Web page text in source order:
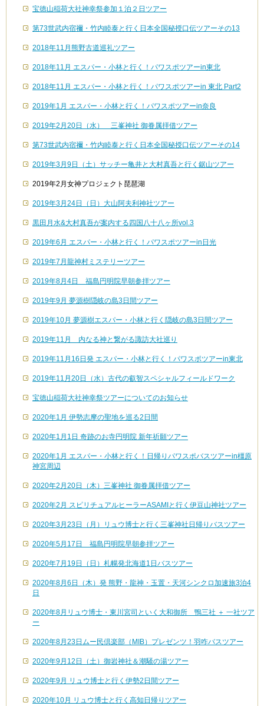
宝徳山稲荷大社神幸祭参加１泊２日ツアー
第73世武内宿禰・竹内睦泰と行く日本全国秘授口伝ツアーその13
2018年11月熊野古道巡礼ツアー
2018年11月 エスパー・小林と行く！パワスポツアーin東北
2018年11月 エスパー・小林と行く！パワスポツアーin 東北 Part2
2019年1月 エスパー・小林と行く！パワスポツアーin奈良
2019年2月20日（水） 三峯神社 御眷属拝借ツアー
第73世武内宿禰・竹内睦泰と行く日本全国秘授口伝ツアーその14
2019年3月9日（土）サッチー亀井と大村真吾と行く鋸山ツアー
2019年2月女神プロジェクト琵琶湖
2019年3月24日（日）大山阿夫利神社ツアー
黒田月水&大村真吾が案内する四国八十八ヶ所vol.3
2019年6月 エスパー・小林と行く！パワスポツアーin日光
2019年7月龍神村ミステリーツアー
2019年8月4日 福島円明院早朝参拝ツアー
2019年9月 夢源樹隠岐の島3日間ツアー
2019年10月 夢源樹エスパー・小林と行く隠岐の島3日間ツアー
2019年11月 内なる神と繋がる諏訪大社巡り
2019年11月16日発 エスパー・小林と行く！パワスポツアーin東北
2019年11月20日（水）古代の叡智スペシャルフィールドワーク
宝徳山稲荷大社神幸祭ツアーについてのお知らせ
2020年1月 伊勢志摩の聖地を巡る2日間
2020年1月1日 奇跡のお寺円明院 新年祈願ツアー
2020年1月 エスパー・小林と行く！日帰りパワスポバスツアーin橿原
神宮周辺
2020年2月20日（木）三峯神社 御眷属拝借ツアー
2020年2月 スピリチュアルヒーラーASAMIと行く伊豆山神社ツアー
2020年3月23日（月）リュウ博士と行く三峯神社日帰りバスツアー
2020年5月17日 福島円明院早朝参拝ツアー
2020年7月19日（日）札幌発北海道1日バスツアー
2020年8月6日（木）発 熊野・龍神・玉置・天河シンクロ加速旅3泊4
日
2020年8月リュウ博士・東川宮司といく大和御所 鴨三社 ＋ 一社ツア
ー
2020年8月23日ムー民倶楽部（MIB）プレゼンツ！羽咋バスツアー
2020年9月12日（土）御岩神社＆潮騒の湯ツアー
2020年9月 リュウ博士と行く伊勢2日間ツアー
2020年10月 リュウ博士と行く高知日帰りツアー